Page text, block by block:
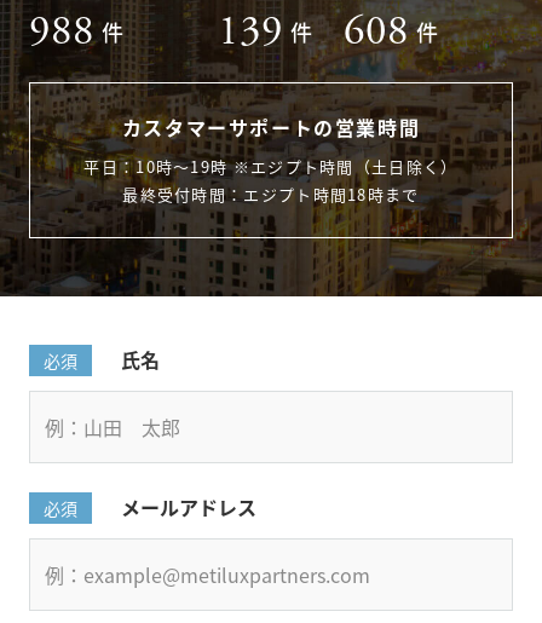
988 件 139 件 608 件
カスタマーサポートの営業時間
平日：10時〜19時 ※エジプト時間（土日除く）
最終受付時間：エジプト時間18時まで
必須 氏名
必須 メールアドレス